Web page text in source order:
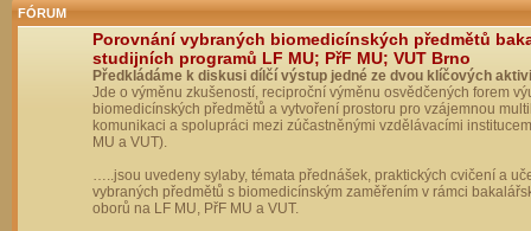
FÓRUM
Porovnání vybraných biomedicínských předmětů
studijních programů LF MU; PřF MU; VUT Brno
Předkládáme k diskusi dílčí výstup jedné ze dvou klíčových
Jde o výměnu zkušeností, reciproční výměnu osvědčených forem
biomedicínských předmětů a vytvoření prostoru pro vzájemnou
komunikaci a spolupráci mezi zúčastněnými vzdělávacími
MU a VUT).
…..jsou uvedeny sylaby, témata přednášek, praktických cvičení a
vybraných předmětů s biomedicínským zaměřením v rámci
oborů na LF MU, PřF MU a VUT.